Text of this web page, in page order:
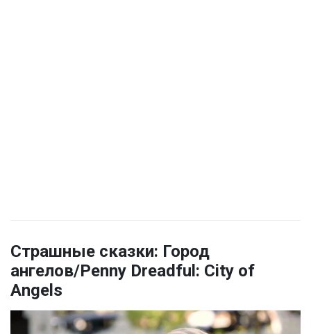
Страшные сказки: Город
ангелов/Penny Dreadful: City of
Angels